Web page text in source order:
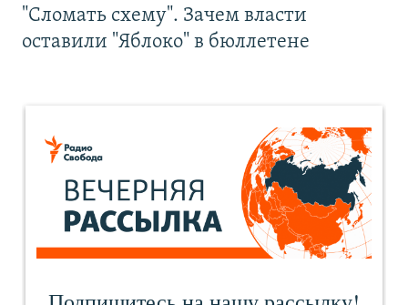
"Сломать схему". Зачем власти
оставили "Яблоко" в бюллетене